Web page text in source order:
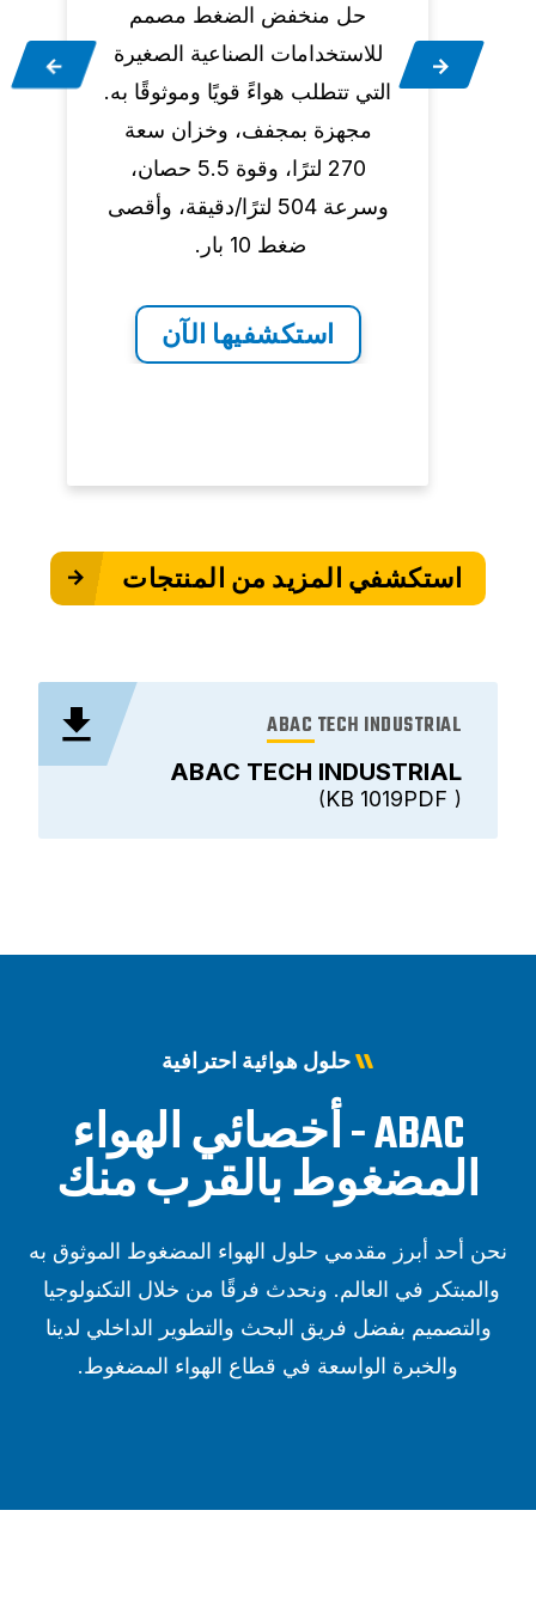
حل منخفض الضغط مصمم
للاستخدامات الصناعية الصغيرة
التي تتطلب هواءً قويًا وموثوقًا به.
مجهزة بمجفف، وخزان سعة
270 لترًا، وقوة 5.5 حصان،
وسرعة 504 لترًا/دقيقة، وأقصى
ضغط 10 بار.
استكشفيها الآن
استكشفي المزيد من المنتجات
ABAC TECH INDUSTRIAL
ABAC TECH INDUSTRIAL
1019 KBPDF
حلول هوائية احترافية
ABAC - أخصائي الهواء
المضغوط بالقرب منك
نحن أحد أبرز مقدمي حلول الهواء المضغوط الموثوق به
والمبتكر في العالم. ونحدث فرقًا من خلال التكنولوجيا
والتصميم بفضل فريق البحث والتطوير الداخلي لدينا
والخبرة الواسعة في قطاع الهواء المضغوط.